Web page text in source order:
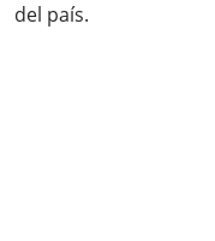
del país.